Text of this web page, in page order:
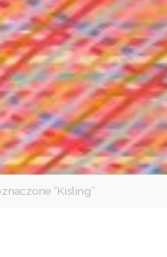
“Kisling”